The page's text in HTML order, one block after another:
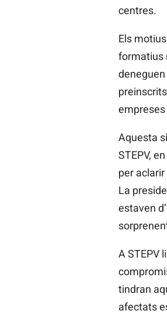
centres.
Els
formatius
empreses
Aquesta
STEPV,
per
La
estaven
A STEPV
tindran
afectats